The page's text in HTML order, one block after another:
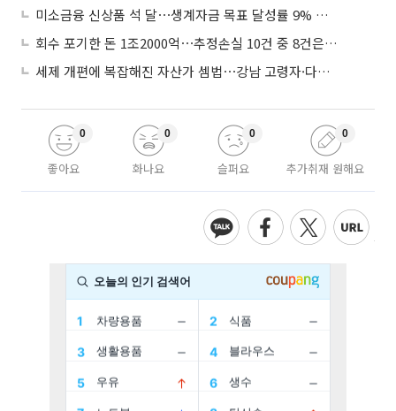
미소금융 신상품 석 달⋯생계자금 목표 달성률 9% 그쳐
회수 포기한 돈 1조2000억⋯추정손실 10건 중 8건은 기업대출
세제 개편에 복잡해진 자산가 셈법⋯강남 고령자·다주택자 ‘자산재편 고심’
좋아요
0
화나요
0
슬퍼요
0
추가취재 원해요
0